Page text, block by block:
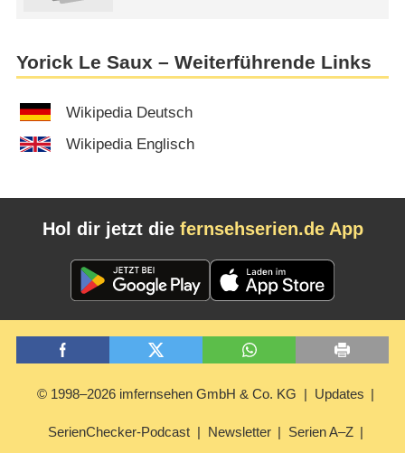
Yorick Le Saux – Weiterführende Links
Wikipedia Deutsch
Wikipedia Englisch
Hol dir jetzt die fernsehserien.de App
© 1998–2026 imfernsehen GmbH & Co. KG Updates
SerienChecker-Podcast Newsletter Serien A–Z